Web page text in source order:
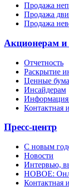
Продажа
Продажа
Продажа
Акционерам и
Отчетность
Раскрытие
Ценные
Инсайдерам
Информация
Контактная
Пресс-центр
С новым
Новости
Интервью,
НОВОЕ:
Контактная